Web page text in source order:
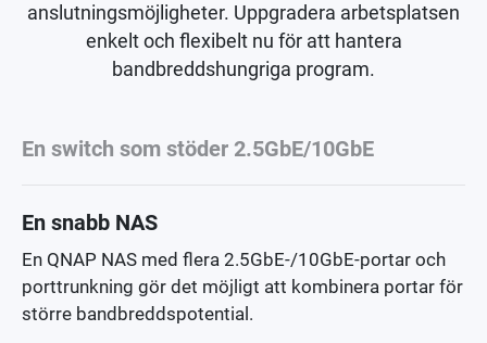
anslutningsmöjligheter. Uppgradera arbetsplatsen
enkelt och flexibelt nu för att hantera
bandbreddshungriga program.
En switch som stöder 2.5GbE/10GbE
En snabb NAS
En QNAP NAS med flera 2.5GbE-/10GbE-portar och
porttrunkning gör det möjligt att kombinera portar för
större bandbreddspotential.